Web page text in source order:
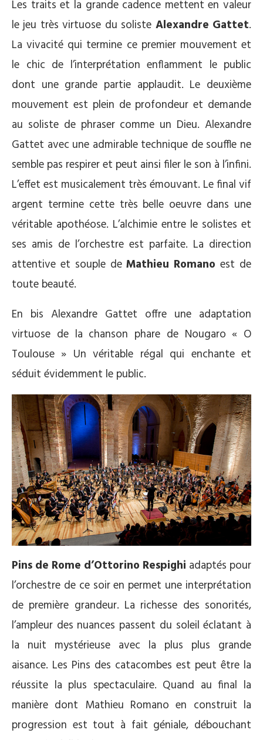
Les traits et la grande cadence mettent en valeur
le jeu très virtuose du soliste Alexandre Gattet.
La vivacité qui termine ce premier mouvement et
le chic de l’interprétation enflamment le public
dont une grande partie applaudit. Le deuxième
mouvement est plein de profondeur et demande
au soliste de phraser comme un Dieu. Alexandre
Gattet avec une admirable technique de souffle ne
semble pas respirer et peut ainsi filer le son à l’infini.
L’effet est musicalement très émouvant. Le final vif
argent termine cette très belle oeuvre dans une
véritable apothéose. L’alchimie entre le solistes et
ses amis de l’orchestre est parfaite. La direction
attentive et souple deMathieu Romano est de
toute beauté.
En bis Alexandre Gattet offre une adaptation
virtuose de la chanson phare de Nougaro « O
Toulouse » Un véritable régal qui enchante et
séduit évidemment le public.
Pins de Rome d’Ottorino Respighi adaptés pour
l’orchestre de ce soir en permet une interprétation
de première grandeur. La richesse des sonorités,
l’ampleur des nuances passent du soleil éclatant à
la nuit mystérieuse avec la plus plus grande
aisance. Les Pins des catacombes est peut être la
réussite la plus spectaculaire. Quand au final la
manière dont Mathieu Romano en construit la
progression est tout à fait géniale, débouchant